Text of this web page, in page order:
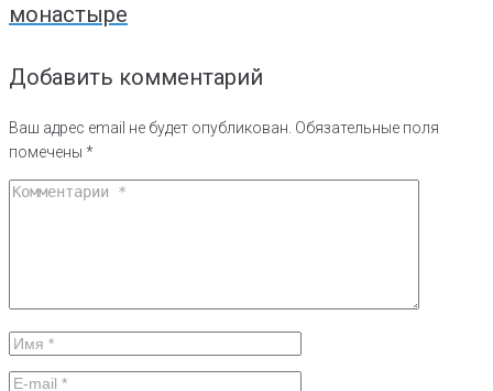
монастыре
Добавить комментарий
Ваш адрес email не будет опубликован. Обязательные поля
помечены *